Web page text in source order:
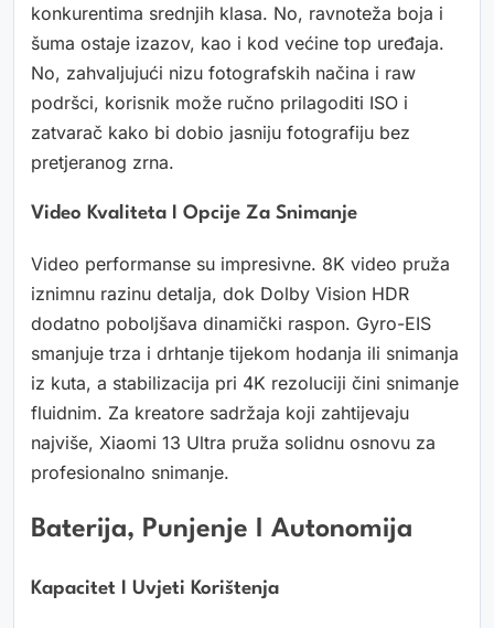
konkurentima srednjih klasa. No, ravnoteža boja i
šuma ostaje izazov, kao i kod većine top uređaja.
No, zahvaljujući nizu fotografskih načina i raw
podršci, korisnik može ručno prilagoditi ISO i
zatvarač kako bi dobio jasniju fotografiju bez
pretjeranog zrna.
Video Kvaliteta I Opcije Za Snimanje
Video performanse su impresivne. 8K video pruža
iznimnu razinu detalja, dok Dolby Vision HDR
dodatno poboljšava dinamički raspon. Gyro-EIS
smanjuje trza i drhtanje tijekom hodanja ili snimanja
iz kuta, a stabilizacija pri 4K rezoluciji čini snimanje
fluidnim. Za kreatore sadržaja koji zahtijevaju
najviše, Xiaomi 13 Ultra pruža solidnu osnovu za
profesionalno snimanje.
Baterija, Punjenje I Autonomija
Kapacitet I Uvjeti Korištenja